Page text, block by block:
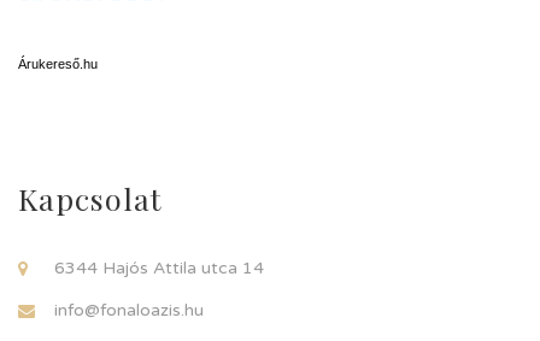
Árukereső.hu
Kapcsolat
6344 Hajós Attila utca 14
info@fonaloazis.hu